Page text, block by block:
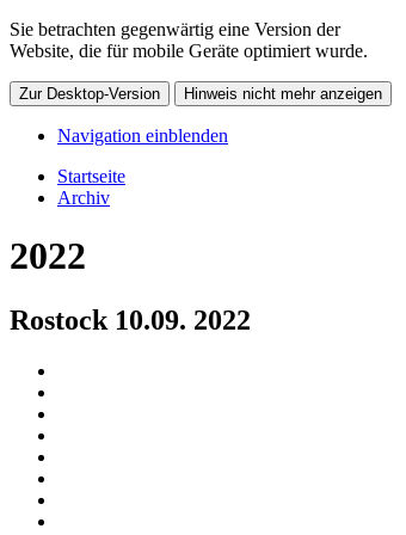
Sie betrachten gegenwärtig eine Version der
Website, die für mobile Geräte optimiert wurde.
Zur Desktop-Version Hinweis nicht mehr anzeigen
Navigation einblenden
Startseite
Archiv
2022
Rostock 10.09. 2022